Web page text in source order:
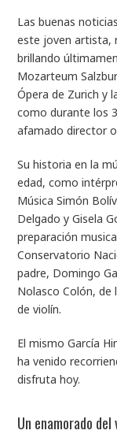
Las buenas
este joven artista,
brillando
Mozarteum
Ópera de Zurich y
como durante los
afamado director
Su historia en la
edad, como
Música Simón
Delgado y Gisela
preparación
Conservatorio
padre, Domingo
Nolasco Colón,
de violín.
El mismo García
ha venido
disfruta hoy.
Un enamorado del